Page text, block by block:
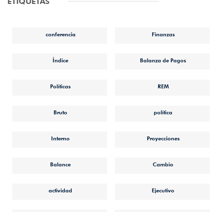
conferencia Finanzas
Índice Balanza de Pagos
Políticas REM
Bruto política
Interno Proyecciones
Balance Cambio
actividad Ejecutivo